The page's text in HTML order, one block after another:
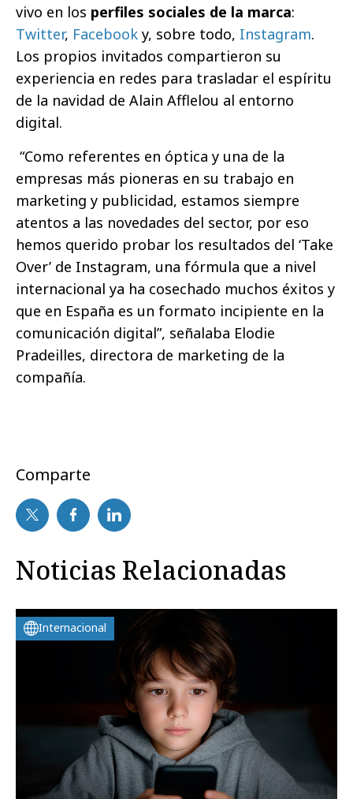
vivo en los perfiles sociales de la marca:
Twitter, Facebook y, sobre todo, Instagram.
Los propios invitados compartieron su
experiencia en redes para trasladar el espíritu
de la navidad de Alain Afflelou al entorno
digital.
“Como referentes en óptica y una de la
empresas más pioneras en su trabajo en
marketing y publicidad, estamos siempre
atentos a las novedades del sector, por eso
hemos querido probar los resultados del ‘Take
Over’ de Instagram, una fórmula que a nivel
internacional ya ha cosechado muchos éxitos y
que en España es un formato incipiente en la
comunicación digital”, señalaba Elodie
Pradeilles, directora de marketing de la
compañía.
Comparte
Noticias Relacionadas
Internacional